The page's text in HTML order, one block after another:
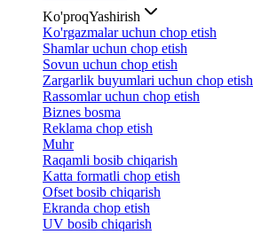
Ko'proqYashirish
Ko'rgazmalar uchun chop etish
Shamlar uchun chop etish
Sovun uchun chop etish
Zargarlik buyumlari uchun chop etish
Rassomlar uchun chop etish
Biznes bosma
Reklama chop etish
Muhr
Raqamli bosib chiqarish
Katta formatli chop etish
Ofset bosib chiqarish
Ekranda chop etish
UV bosib chiqarish